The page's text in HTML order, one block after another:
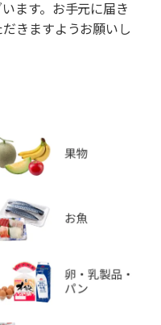
ます。お手元に届き
きますようお願いし